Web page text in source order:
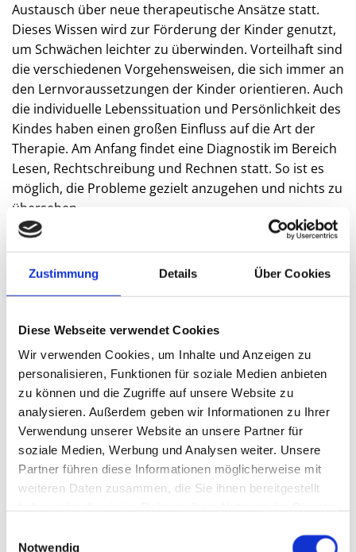
Zustimmung Details Über Cookies
Diese Webseite verwendet Cookies
Wir verwenden Cookies, um Inhalte und Anzeigen zu
personalisieren, Funktionen für soziale Medien anbieten
zu können und die Zugriffe auf unsere Website zu
analysieren. Außerdem geben wir Informationen zu Ihrer
Verwendung unserer Website an unsere Partner für
soziale Medien, Werbung und Analysen weiter. Unsere
Partner führen diese Informationen möglicherweise mit
weiteren Daten zusammen, die Sie ihnen bereitgestellt
Notwendig
Austausch über neue therapeutische Ansätze statt.
Dieses Wissen wird zur Förderung der Kinder genutzt,
um Schwächen leichter zu überwinden. Vorteilhaft sind
die verschiedenen Vorgehensweisen, die sich immer an
den Lernvoraussetzungen der Kinder orientieren. Auch
die individuelle Lebenssituation und Persönlichkeit des
Kindes haben einen großen Einfluss auf die Art der
Therapie. Am Anfang findet eine Diagnostik im Bereich
Lesen, Rechtschreibung und Rechnen statt. So ist es
möglich, die Probleme gezielt anzugehen und nichts zu
übersehen.
Lernring Hittfeld Inh. Gerlinde Granz unterstützt
Schüler
Gerlinde Granz arbeitet in einem Team und bietet
Lerntherapie. Das therapeutische Verständnis
garantiert das Einbeziehen unterschiedlicher
Maßnahmen, die dem aktuellen Wissensstand
entsprechen. Vor allem das Einbeziehen von
Kompetenzen und Stärken ist eine wichtige Grundlage,
um die Motivation zum Lernen zu nutzen. Diese
Herangehensweise hat vor allem langfristig einen
nachhaltigen Effekt und sorgt dafür, dass Schüler in
der Klasse nicht ausgegrenzt werden. Viele Kinder
schnelle Ermüdung oder Probleme beim